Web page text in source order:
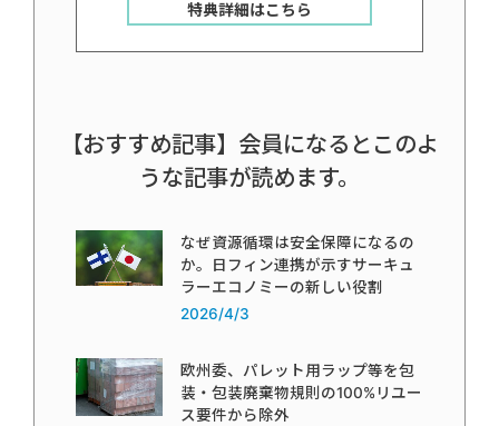
特典詳細はこちら
【おすすめ記事】会員になるとこのよ
うな記事が読めます。
なぜ資源循環は安全保障になるの
か。日フィン連携が示すサーキュ
ラーエコノミーの新しい役割
2026/4/3
欧州委、パレット用ラップ等を包
装・包装廃棄物規則の100%リユー
ス要件から除外